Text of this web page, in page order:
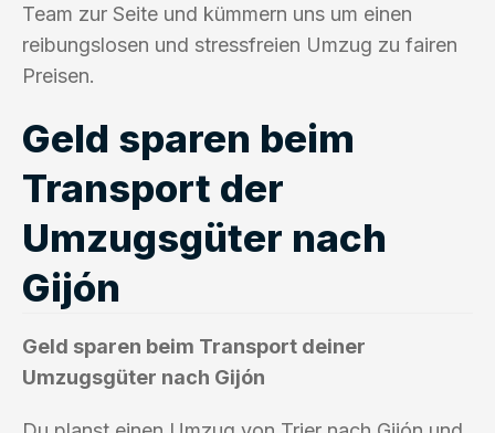
Team zur Seite und kümmern uns um einen
reibungslosen und stressfreien Umzug zu fairen
Preisen.
Geld sparen beim
Transport der
Umzugsgüter nach
Gijón
Geld sparen beim Transport deiner
Umzugsgüter nach Gijón